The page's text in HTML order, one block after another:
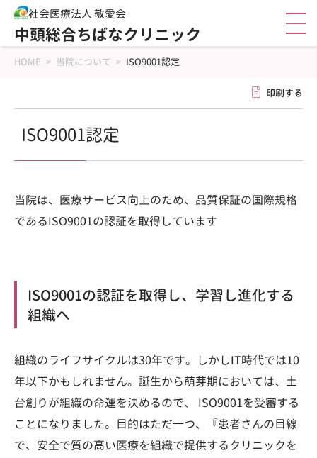
社会医療法人 敬愛会
中頭総合ちばなクリニック
HOME > 当院について > ISO9001認定
印刷する
ISO9001認定
当院は、医療サービス向上のため、品質保証の国際規格
であるISO9001の認証を取得しています
ISO9001の認証を取得し、学習し進化する
組織へ
組織のライフサイクルは30年です。しかしIT時代では10
年以下かもしれません。誕生から萌芽期においては、土
台創りが組織の命運を決めるので、 ISO9001を受審する
ことになりました。目的はただ一つ、『患者さんの目線
で、安全で質の高い医療を組織で提供するクリニックを